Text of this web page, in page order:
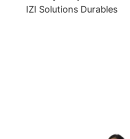
IZI Solutions Durables